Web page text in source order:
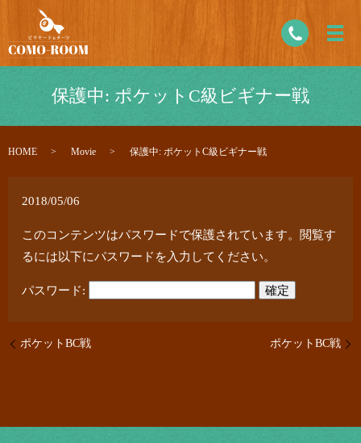
保護中: ポケットC級ビギナー戦
HOME Movie 保護中: ポケットC級ビギナー戦
2018/05/06
このコンテンツはパスワードで保護されています。閲覧す
るには以下にパスワードを入力してください。
パスワード:
ポケットBC戦 ポケットBC戦